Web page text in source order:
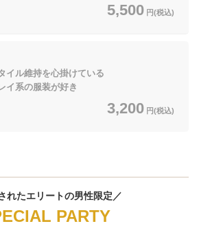
5,500 円(税込)
ル維持を心掛けている
服装が好き
3,200 円(税込)
れたエリートの男性限定／
PARTY